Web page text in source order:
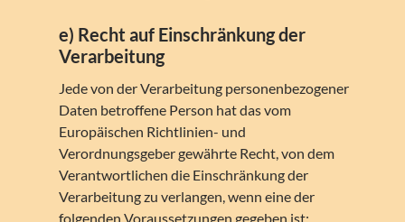
e) Recht auf Einschränkung der
Verarbeitung
Jede von der Verarbeitung personenbezogener
Daten betroffene Person hat das vom
Europäischen Richtlinien- und
Verordnungsgeber gewährte Recht, von dem
Verantwortlichen die Einschränkung der
Verarbeitung zu verlangen, wenn eine der
folgenden Voraussetzungen gegeben ist: